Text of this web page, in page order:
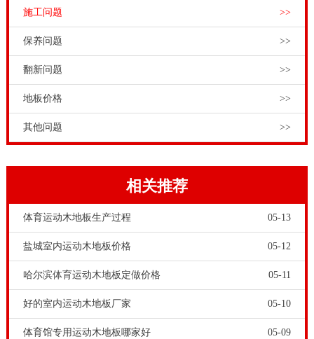
含水率≤12%，松木舞台地板面板规格20mm厚×（61-
67）mm宽×1800mm长。可以铺装室内舞蹈教室、篮球
高端篮球木地板怎么画线，13716001635篮球运动项
目，不仅能强身健身，还能娱乐身心。**的篮球运动体
验，需要**的运动环境。室内篮球场馆就是进行篮球运
采购和铺装工作。篮球场馆工程商和甲方在选购篮球馆
运动木地板时，常常想知道市场上篮球馆运动木地板厂
家哪家好？规模大的，时间长的，市场口碑好的品牌运
动木地板厂家。
施工问题 >>
保养问题 >>
翻新问题 >>
地板价格 >>
其他问题 >>
相关推荐
体育运动木地板生产过程 05-13
盐城室内运动木地板价格 05-12
哈尔滨体育运动木地板定做价格 05-11
好的室内运动木地板厂家 05-10
体育馆专用运动木地板哪家好 05-09